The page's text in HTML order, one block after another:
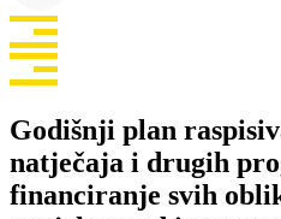
Godišnji plan
natječaja i drugih
financiranje svih